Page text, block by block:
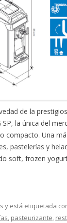
MANTECADORAS
MONTADORAS DE NATA
PALOMITERAS / POP-
PASTEURIZADORAS
VITRINAS DE HELADOS
de la
la única del
compacto. Una
pastelerías y
soft, frozen
y está etiquetada
, pasteurizante,